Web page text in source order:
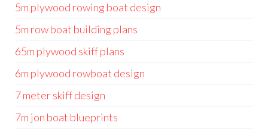
5m plywood rowing boat design
5m row boat building plans
65m plywood skiff plans
6m plywood rowboat design
7 meter skiff design
7m jon boat blueprints